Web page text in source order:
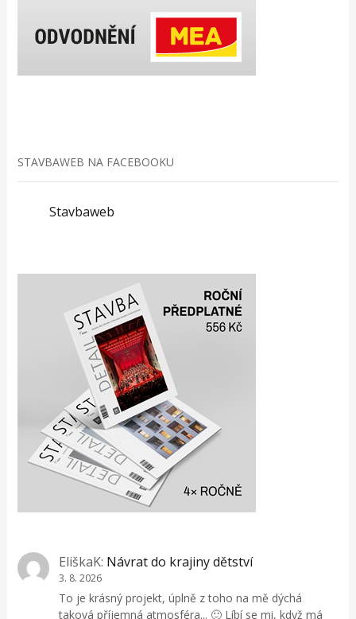
STAVBAWEB NA FACEBOOKU
Stavbaweb
EliškaK: Návrat do krajiny dětství
3. 8. 2026
To je krásný projekt, úplně z toho na mě dýchá
taková příjemná atmosféra... 🙂 Líbí se mi, když má